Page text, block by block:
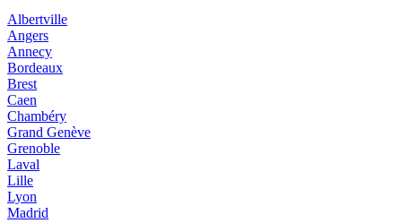
Albertville
Angers
Annecy
Bordeaux
Brest
Caen
Chambéry
Grand Genève
Grenoble
Laval
Lille
Lyon
Madrid